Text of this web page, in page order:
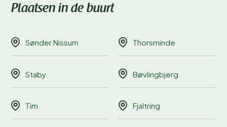
Plaatsen in de buurt
Sønder Nissum Thorsminde
Staby Bøvlingbjerg
Tim Fjaltring